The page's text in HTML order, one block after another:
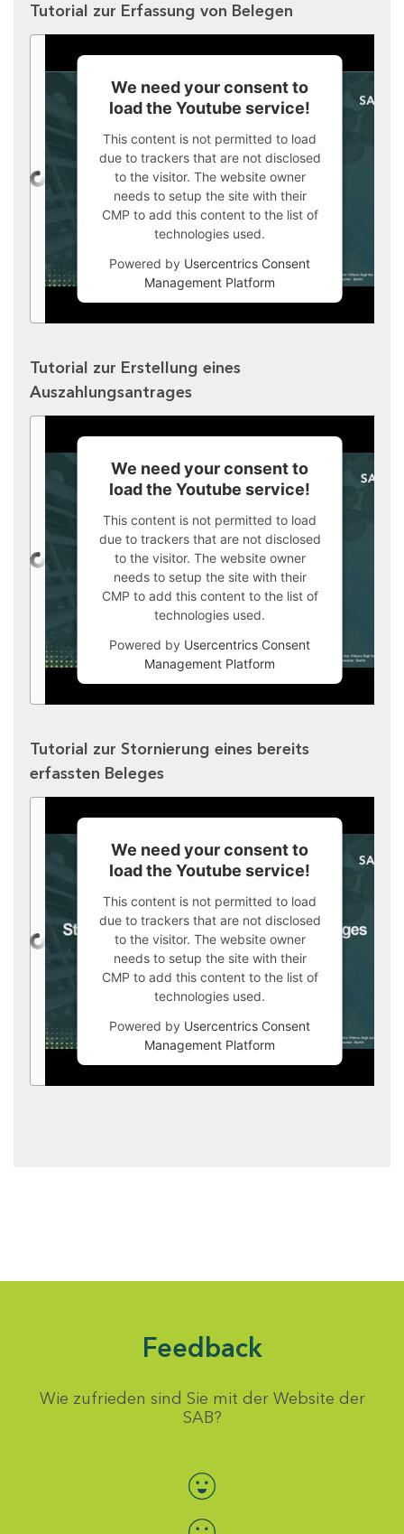
Tutorial zur Erfassung von Belegen
We need your consent to
load the Youtube service!
This content is not permitted to load
due to trackers that are not disclosed
to the visitor. The website owner
needs to setup the site with their
CMP to add this content to the list of
technologies used.
Powered by Usercentrics Consent
Management Platform
Tutorial zur Erstellung eines
Auszahlungsantrages
We need your consent to
load the Youtube service!
This content is not permitted to load
due to trackers that are not disclosed
to the visitor. The website owner
needs to setup the site with their
CMP to add this content to the list of
technologies used.
Powered by Usercentrics Consent
Management Platform
Tutorial zur Stornierung eines bereits
erfassten Beleges
We need your consent to
load the Youtube service!
This content is not permitted to load
due to trackers that are not disclosed
to the visitor. The website owner
needs to setup the site with their
CMP to add this content to the list of
technologies used.
Powered by Usercentrics Consent
Management Platform
Feedback
Wie zufrieden sind Sie mit der Website der
SAB?
Bewertung auswählen